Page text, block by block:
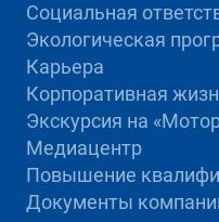
Социальная
Экологическая
Карьера
Корпоративная
Экскурсия на
Медиацентр
Повышение
Документы